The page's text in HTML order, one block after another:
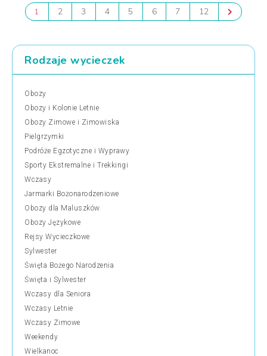
1 2 3 4 5 6 7 12
Rodzaje wycieczek
Obozy
Obozy i Kolonie Letnie
Obozy Zimowe i Zimowiska
Pielgrzymki
Podróże Egzotyczne i Wyprawy
Sporty Ekstremalne i Trekkingi
Wczasy
Jarmarki Bożonarodzeniowe
Obozy dla Maluszków
Obozy Językowe
Rejsy Wycieczkowe
Sylwester
Święta Bożego Narodzenia
Święta i Sylwester
Wczasy dla Seniora
Wczasy Letnie
Wczasy Zimowe
Weekendy
Wielkanoc